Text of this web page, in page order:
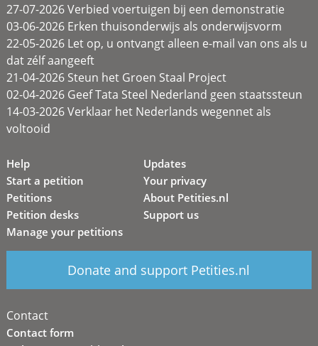
27-07-2026 Verbied voertuigen bij een demonstratie
03-06-2026 Erken thuisonderwijs als onderwijsvorm
22-05-2026 Let op, u ontvangt alleen e-mail van ons als u
dat zélf aangeeft
21-04-2026 Steun het Groen Staal Project
02-04-2026 Geef Tata Steel Nederland geen staatssteun
14-03-2026 Verklaar het Nederlands wegennet als
voltooid
Help
Start a petition
Petitions
Petition desks
Manage your petitions
Updates
Your privacy
About Petities.nl
Support us
Donate and support Petities.nl
Contact
Contact form